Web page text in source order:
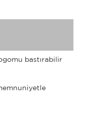
bastırabilir